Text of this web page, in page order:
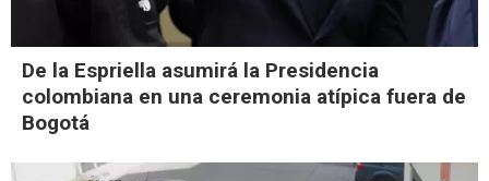
De la Espriella asumirá la Presidencia
colombiana en una ceremonia atípica fuera de
Bogotá